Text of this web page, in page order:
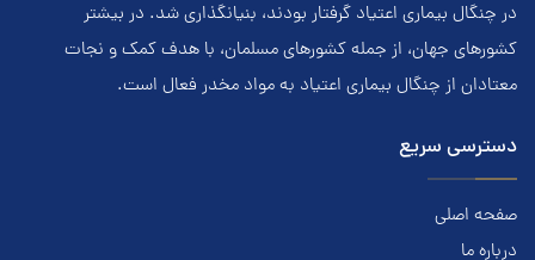
در چنگال بیماری اعتياد گرفتار بودند، بنيانگذاري شد. در بيشتر
کشور‌هاي جهان، از جمله کشور‌هاي مسلمان، با هدف کمک و نجات
معتادان از چنگال بیماری اعتياد به مواد مخدر فعال است.
دسترسی سریع
صفحه اصلی
درباره ما